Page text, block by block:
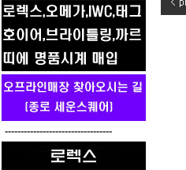
----------------------------------